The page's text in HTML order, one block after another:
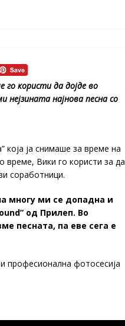
го користи да дојде во
нејзината најнова песна со
која ја снимаше за време на
време, Вики го користи за да
соработници.
многу ми се допадна и
од Прилеп. Во
песната, па еве сега е
професионална фотосесија